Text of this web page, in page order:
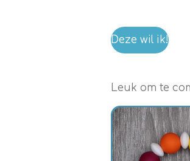
Deze wil ik!
Leuk om te